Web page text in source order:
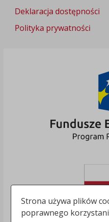
Deklaracja dostępności
Polityka prywatności
Strona używa plików
poprawnego